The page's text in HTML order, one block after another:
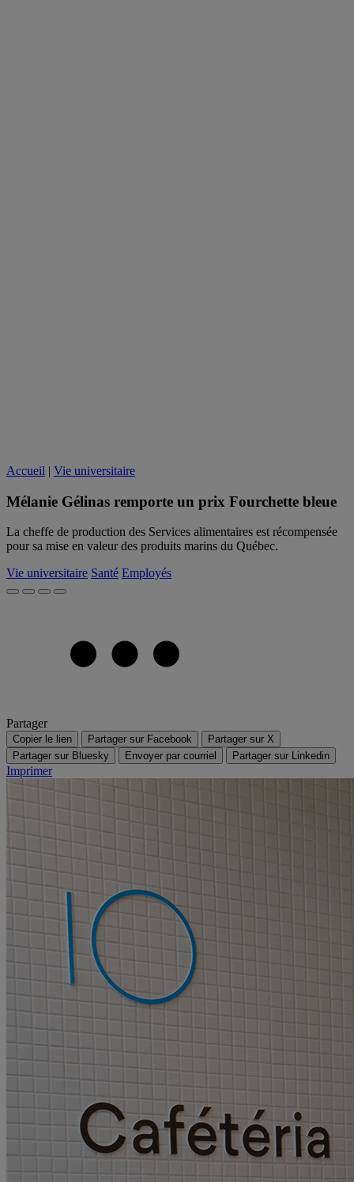
Accueil | Vie universitaire
Mélanie Gélinas remporte un prix Fourchette bleue
La cheffe de production des Services alimentaires est récompensée
pour sa mise en valeur des produits marins du Québec.
Vie universitaire Santé Employés
Partager
Copier le lien Partager sur Facebook
Partager sur X
Partager sur Bluesky
Envoyer par courriel Partager sur Linkedin
Imprimer